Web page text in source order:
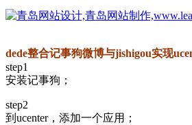
dede整合记事狗微博与jishigou实现
step1
安装记事狗；
step2
到ucenter，添加一个应用；